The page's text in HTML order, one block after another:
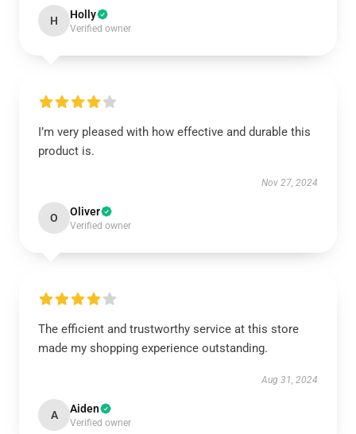
H Holly
Verified owner
I’m very pleased with how effective and durable this
product is.
Nov 27, 2024
O Oliver
Verified owner
The efficient and trustworthy service at this store
made my shopping experience outstanding.
Aug 31, 2024
A Aiden
Verified owner